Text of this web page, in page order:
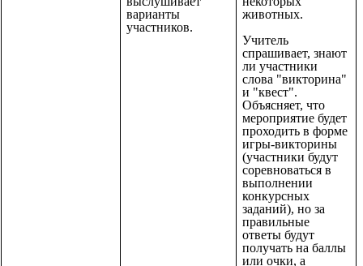
варианты
участников.
животных.
Учитель
спрашивает, знают
ли участники
слова "викторина"
и "квест".
Объясняет, что
мероприятие будет
проходить в форме
игры-викторины
(участники будут
соревноваться в
выполнении
конкурсных
заданий), но за
правильные
ответы будут
получать на баллы
или очки, а